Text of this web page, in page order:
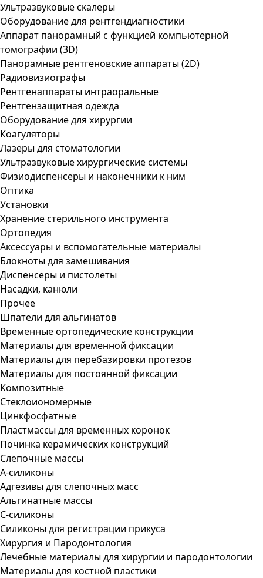
Ультразвуковые скалеры
Оборудование для рентгендиагностики
Аппарат панорамный с функцией компьютерной
томографии (3D)
Панорамные рентгеновские аппараты (2D)
Радиовизиографы
Рентгенаппараты интраоральные
Рентгензащитная одежда
Оборудование для хирургии
Коагуляторы
Лазеры для стоматологии
Ультразвуковые хирургические системы
Физиодиспенсеры и наконечники к ним
Оптика
Установки
Хранение стерильного инструмента
Ортопедия
Аксессуары и вспомогательные материалы
Блокноты для замешивания
Диспенсеры и пистолеты
Насадки, канюли
Прочее
Шпатели для альгинатов
Временные ортопедические конструкции
Материалы для временной фиксации
Материалы для перебазировки протезов
Материалы для постоянной фиксации
Композитные
Стеклоиономерные
Цинкфосфатные
Пластмассы для временных коронок
Починка керамических конструкций
Слепочные массы
А-силиконы
Адгезивы для слепочных масс
Альгинатные массы
С-силиконы
Силиконы для регистрации прикуса
Хирургия и Пародонтология
Лечебные материалы для хирургии и пародонтологии
Материалы для костной пластики